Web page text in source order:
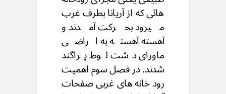
هائی که از آریانا بطرف غرب
میرود بحرکت آمدند و
آهسته آهسته به اراضی
ماورای دشت لوط پراگند
شدند. در فصل سوم اهمیت
رود خانه های غربی صفحات